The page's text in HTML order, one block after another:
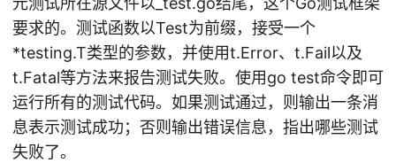
要求的。测试函数以Test为前缀，接受一个
*testing.T类型的参数，并使用t.Error、t.Fail以及
t.Fatal等方法来报告测试失败。使用go test命令即可
运行所有的测试代码。如果测试通过，则输出一条消
息表示测试成功；否则输出错误信息，指出哪些测试
失败了。